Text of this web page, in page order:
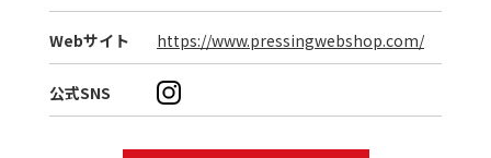
Webサイト https://www.pressingwebshop.com/
公式SNS